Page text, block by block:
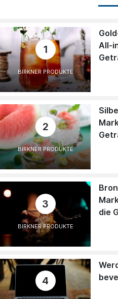
1
BIRKNER PRODUKTE
All-
2
BIRKNER PRODUKTE
3
BIRKNER PRODUKTE
die
4